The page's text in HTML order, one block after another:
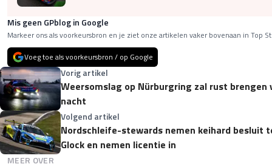
Mis geen GPblog in Google
Markeer ons als voorkeursbron en je ziet onze artikelen vaker bovenaan in Top
Voeg toe als voorkeursbron / op Google
Vorig artikel
Weersomslag op Nürburgring zal rust brengen
nacht
Volgend artikel
Nordschleife-stewards nemen keihard besluit
Glock en nemen licentie in
MEER OVER